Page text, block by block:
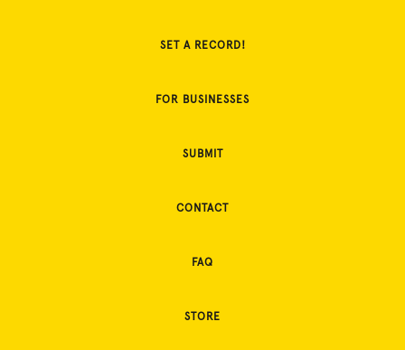
SET A RECORD!
FOR BUSINESSES
SUBMIT
CONTACT
FAQ
STORE